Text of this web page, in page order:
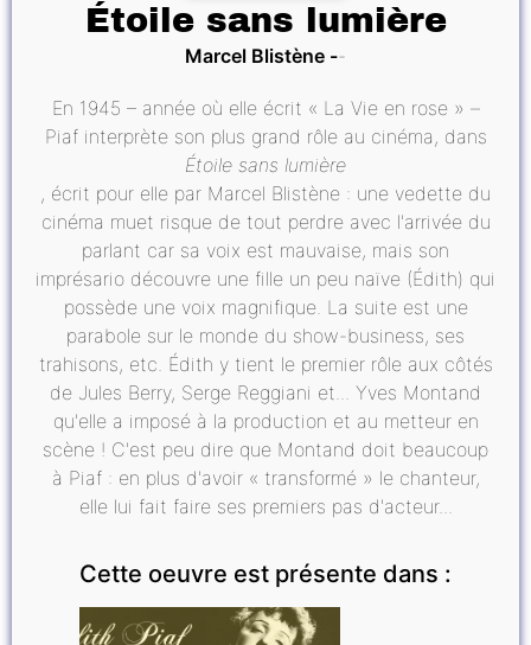
Étoile sans lumière
Marcel Blistène
En 1945 – année où elle écrit « La Vie en rose » –
Piaf interprète son plus grand rôle au cinéma, dans
Étoile sans lumière
, écrit pour elle par Marcel Blistène : une vedette du
cinéma muet risque de tout perdre avec l'arrivée du
parlant car sa voix est mauvaise, mais son
imprésario découvre une fille un peu naïve (Édith) qui
possède une voix magnifique. La suite est une
parabole sur le monde du show-business, ses
trahisons, etc. Édith y tient le premier rôle aux côtés
de Jules Berry, Serge Reggiani et... Yves Montand
qu'elle a imposé à la production et au metteur en
scène ! C'est peu dire que Montand doit beaucoup
à Piaf : en plus d'avoir « transformé » le chanteur,
elle lui fait faire ses premiers pas d'acteur...
Cette oeuvre est présente dans :